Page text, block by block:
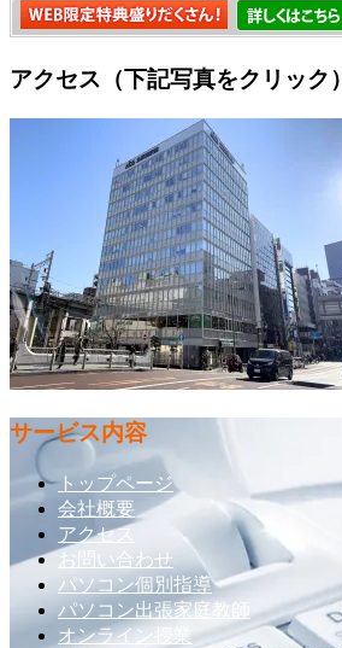
アクセス（下記写真をクリック）
サービス内容
トップページ
会社概要
アクセス
お問い合わせ
パソコン個別指導
パソコン出張家庭教師
オンライン授業